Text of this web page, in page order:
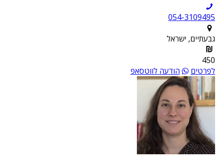
054-3109495
גבעתיים, ישראל
450
לפרטים
הודעה לווטסאפ